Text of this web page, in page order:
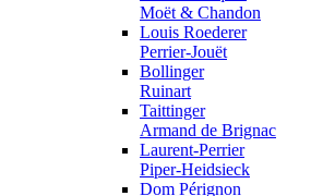
Moët & Chandon
Louis Roederer
Perrier-Jouët
Bollinger
Ruinart
Taittinger
Armand de Brignac
Laurent-Perrier
Piper-Heidsieck
Dom Pérignon